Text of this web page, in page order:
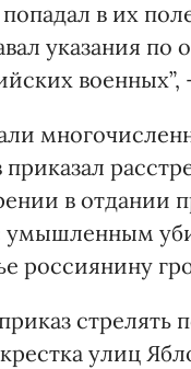
в их
указания по
военных”,
в отдании
россиянину
улиц